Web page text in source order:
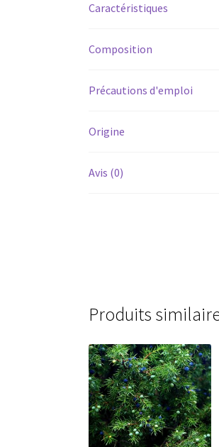
Caractéristiques
Composition
Précautions d'emploi
Origine
Avis (0)
Produits